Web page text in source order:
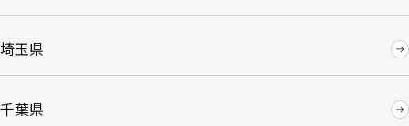
埼玉県
千葉県